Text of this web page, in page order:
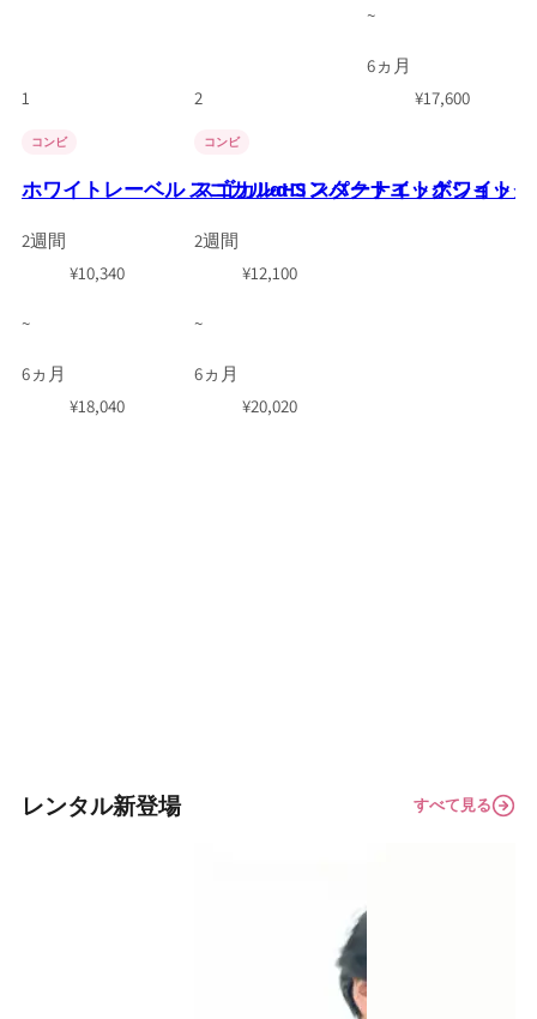
1
コンビ
ホワイトレーベル スゴカルαHS スターナイトホワイト
2週間
¥10,340
~
6ヵ月
¥18,040
2
コンビ
スゴカルαコンパクトエッグショッ
2週間
¥12,100
~
6ヵ月
¥20,020
~
6ヵ月
¥17,600
レンタル新登場 すべて見る